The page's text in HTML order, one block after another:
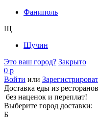
Фаниполь
Щ
Щучин
Это ваш город? Закрыто
0 р
Войти или
Доставка еды из
без наценок и переплат!
Выберите город доставки:
Б